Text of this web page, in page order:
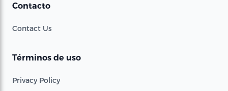
Contacto
Contact Us
Términos de uso
Privacy Policy